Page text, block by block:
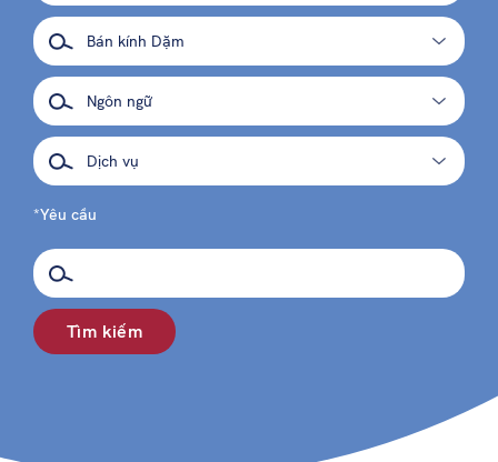
*Yêu cầu